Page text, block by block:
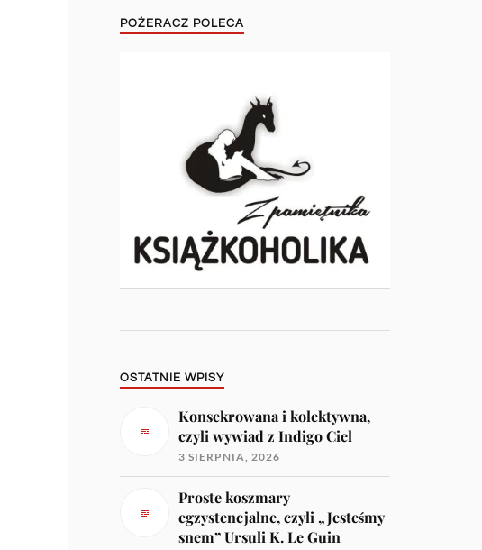
POŻERACZ POLECA
OSTATNIE WPISY
Konsekrowana i kolektywna,
czyli wywiad z Indigo Ciel
3 SIERPNIA, 2026
Proste koszmary
egzystencjalne, czyli „Jesteśmy
snem” Ursuli K. Le Guin